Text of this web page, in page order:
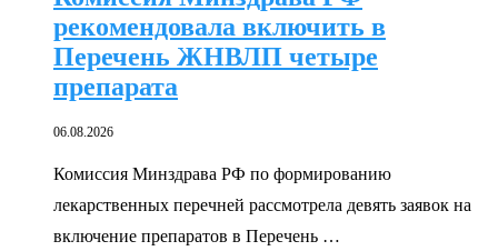
рекомендовала включить в
Перечень ЖНВЛП четыре
препарата
06.08.2026
Комиссия Минздрава РФ по формированию
лекарственных перечней рассмотрела девять заявок на
включение препаратов в Перечень …